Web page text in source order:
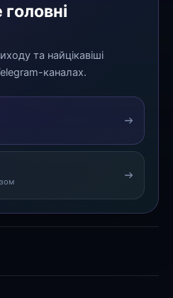
та найцікавіші
каналах.